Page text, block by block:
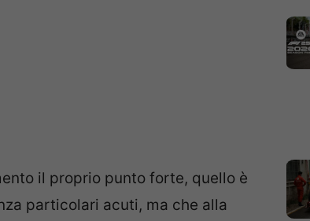
il proprio punto forte, quello è
particolari acuti, ma che alla